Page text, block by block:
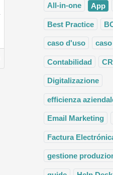
All-in-one
App
Automazione
BOM
caso
caso d'uso
CRM
efficienza
Email Marketing
Factura
gestione